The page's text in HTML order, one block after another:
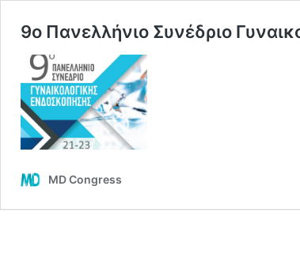
9ο Πανελλήνιο Συνέδριο
MD Congress